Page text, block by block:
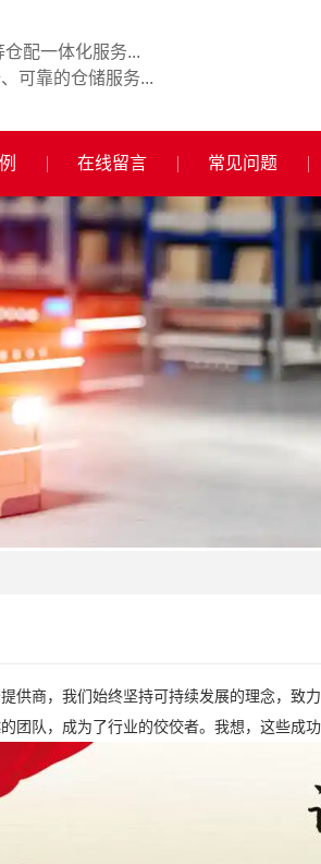
仓配一体化服务...
可靠的仓储服务...
在线留言 常见问题
供商，我们始终坚持可持续发展的理念，致
队，成为了行业的佼佼者。我想，这些成